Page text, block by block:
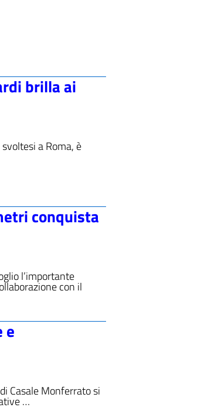
brilla ai
a Roma, è
conquista
l’importante
con il
e
Casale Monferrato si
…